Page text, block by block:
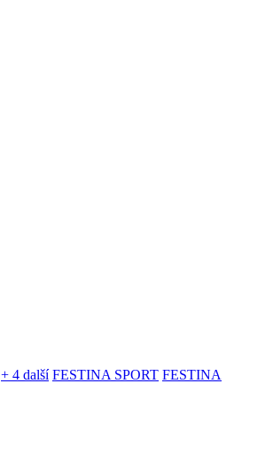
+ 4 další FESTINA SPORT FESTINA